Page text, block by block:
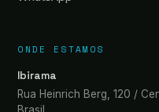
ONDE ESTAMOS
Ibirama
Rua Heinrich Berg, 120 /